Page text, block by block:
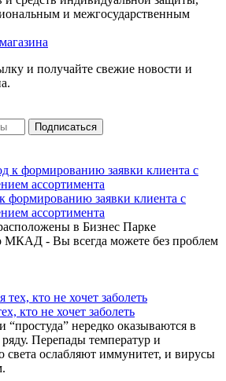
и межгосударственным
и получайте свежие новости и
формированию заявки клиента с
ассортимента
в Бизнес Парке
МКАД - Вы всегда можете без проблем
кто не хочет заболеть
“простуда” нередко оказываются в
Перепады температур и
света ослабляют иммунитет, и вирусы